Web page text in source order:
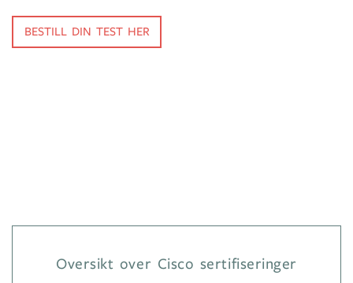
BESTILL DIN TEST HER
Oversikt over Cisco sertifiseringer